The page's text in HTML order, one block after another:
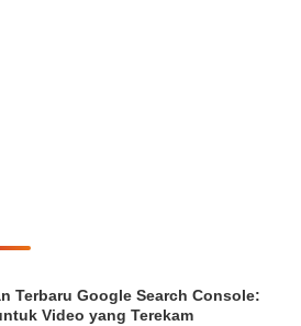
Terbaru Google Search Console:
Video yang Terekam